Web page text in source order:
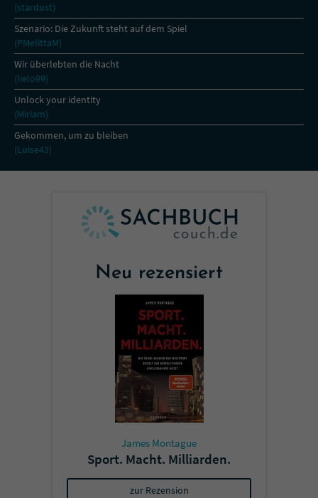
(stardust)
Szenario: Die Zukunft steht auf dem Spiel
(PMelittaM)
Wir überlebten die Nacht
(lielo99)
Unlock your identity
(Miriam)
Gekommen, um zu bleiben
(Luise43)
Neu rezensiert
James Montague
Sport. Macht. Milliarden.
zur Rezension